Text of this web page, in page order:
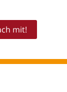
mit!